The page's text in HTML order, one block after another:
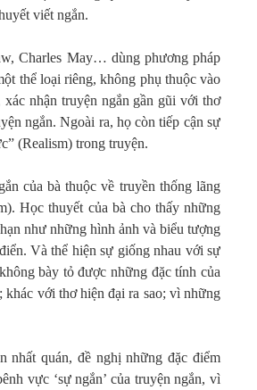
viết ngắn.
Charles May… dùng phương pháp
thể loại riêng, không phụ thuộc vào
nhận truyện ngắn gần gũi với thơ
ngắn. Ngoài ra, họ còn tiếp cận sự
(Realism) trong truyện.
của bà thuộc về truyền thống lãng
Học thuyết của bà cho thấy những
như những hình ảnh và biểu tượng
Và thể hiện sự giống nhau với sự
bày tỏ được những đặc tính của
khác với thơ hiện đại ra sao; vì những
nhất quán, đề nghị những đặc điểm
vực ‘sự ngắn’ của truyện ngắn, vì